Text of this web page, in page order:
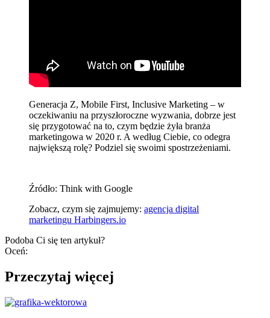
Generacja Z, Mobile First, Inclusive Marketing – w
oczekiwaniu na przyszłoroczne wyzwania, dobrze jest
się przygotować na to, czym będzie żyła branża
marketingowa w 2020 r. A według Ciebie, co odegra
największą rolę? Podziel się swoimi spostrzeżeniami.
Źródło: Think with Google
Zobacz, czym się zajmujemy: agencja digital
marketingu Harbingers.io
Podoba Ci się ten artykuł?
Oceń:
Przeczytaj więcej